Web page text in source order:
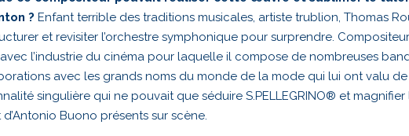
? Enfant terrible des traditions musicales, artiste trublion, Thomas
et revisiter l’orchestre symphonique pour surprendre.
l’industrie du cinéma pour laquelle il compose de nombreuses
avec les grands noms du monde de la mode qui lui ont valu de
singulière qui ne pouvait que séduire S.PELLEGRINO® et
Buono présents sur scène.